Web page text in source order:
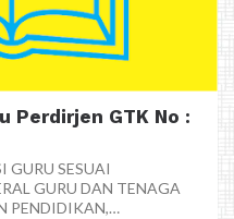
Perdirjen GTK No :
GURU SESUAI
GURU DAN TENAGA
PENDIDIKAN,